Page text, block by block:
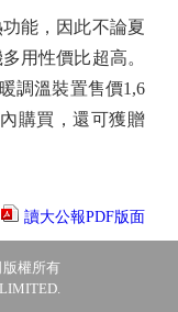
能，因此不論夏
用性價比超高。
調溫裝置售價1,6
購買，還可獲贈
讀大公報PDF版面
權所有